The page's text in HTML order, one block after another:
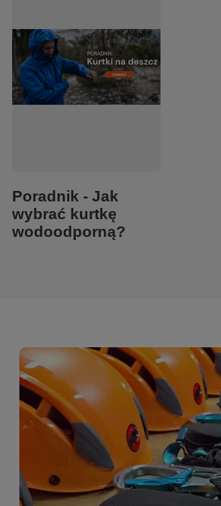
Poradnik - Jak
wybrać kurtkę
wodoodporną?